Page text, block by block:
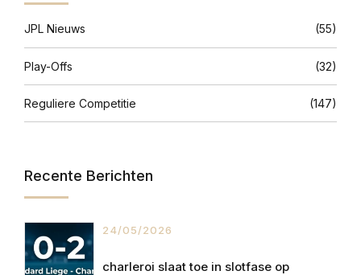
JPL Nieuws (55)
Play-Offs (32)
Reguliere Competitie (147)
Recente Berichten
24/05/2026
charleroi slaat toe in slotfase op